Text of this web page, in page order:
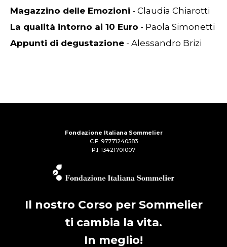
Magazzino delle Emozioni - Claudia Chiarotti
La qualità intorno ai 10 Euro - Paola Simonetti
Appunti di degustazione - Alessandro Brizi
Fondazione Italiana Sommelier
C.F. 97771240583
P.I. 13421701007
Il nostro Corso per Sommelier
ti cambia la vita.
In meglio!